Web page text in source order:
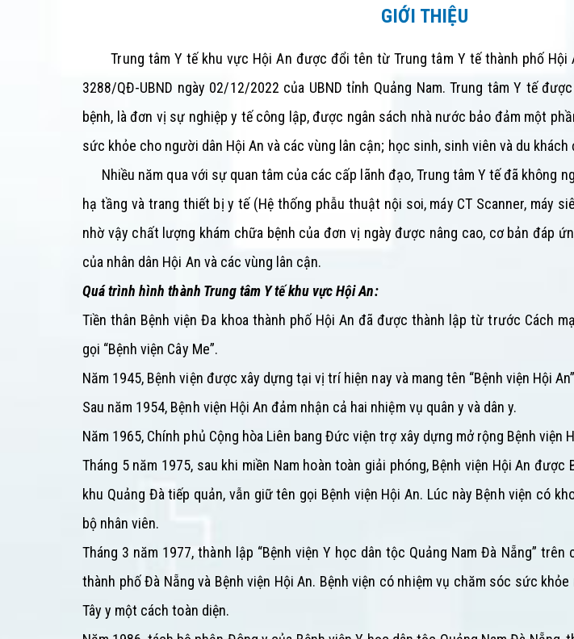
GIỚI THIỆU
Trung tâm Y tế khu vực Hội An được đổi tên từTrung tâm Y tế thành phố
3288/QĐ-UBND ngày 02/12/2022 của UBND tỉnh Quảng Nam.Trung tâm Y tếđược
bệnh, là đơn vị sự nghiệp y tế công lập, được ngân sách nhà nước bảo đảm một
sức khỏe cho người dân Hội An và các vùng lân cận; học sinh, sinh viên và du
Nhiều năm qua với sự quan tâm của các cấp lãnh đạo,Trung tâm Y tếđã không
hạ tầng và trang thiết bị y tế (Hệ thống phẫu thuật nội soi, máy CT Scanner, máy
nhờ vậy chất lượng khám chữa bệnh của đơn vị ngày được nâng cao, cơ bản đáp
của nhân dân Hội An và các vùng lân cận.
Quá trình hình thành Trung tâm Y tếkhu vực Hội An:
Tiền thân Bệnh viện Đa khoa thành phố Hội An đã được thành lập từ trước Cách
gọi “Bệnh viện Cây Me”.
Năm 1945, Bệnh viện được xây dựng tại vị trí hiện nay và mang tên “Bệnh viện Hội
Sau năm 1954, Bệnh viện Hội An đảm nhận cả hai nhiệm vụ quân y và dân y.
Năm 1965, Chính phủ Cộng hòa Liên bang Đức viện trợ xây dựng mở rộng Bệnh viện
Tháng 5 năm 1975, sau khi miền Nam hoàn toàn giải phóng, Bệnh viện Hội An được
khu Quảng Đà tiếp quản, vẫn giữ tên gọi Bệnh viện Hội An. Lúc này Bệnh viện có
bộ nhân viên.
Tháng 3 năm 1977, thành lập “Bệnh viện Y học dân tộc Quảng Nam Đà Nẵng”
thành phố Đà Nẵng và Bệnh viện Hội An. Bệnh viện có nhiệm vụ chăm sóc sức
Tây y một cách toàn diện.